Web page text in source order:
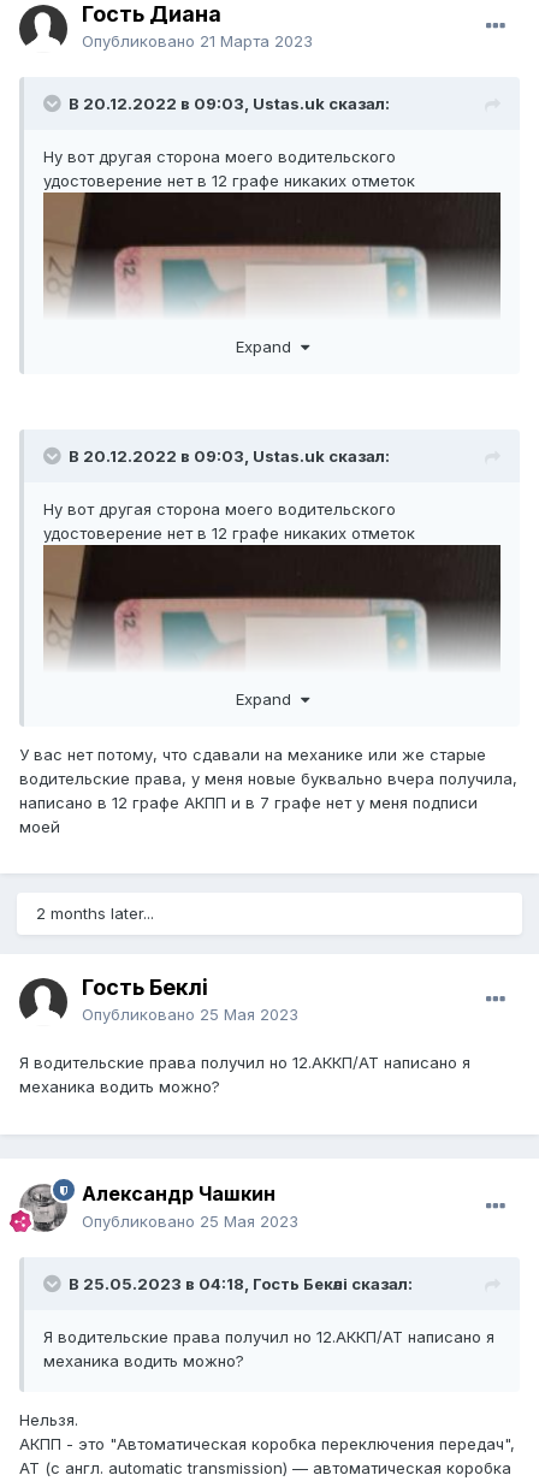
Гость Диана
Опубликовано 21 Марта 2023
В 20.12.2022 в 09:03, Ustas.uk сказал:
Ну вот другая сторона моего водительского
удостоверение нет в 12 графе никаких отметок
Expand
В 20.12.2022 в 09:03, Ustas.uk сказал:
Ну вот другая сторона моего водительского
удостоверение нет в 12 графе никаких отметок
Expand
У вас нет потому, что сдавали на механике или же старые
водительские права, у меня новые буквально вчера получила,
написано в 12 графе АКПП и в 7 графе нет у меня подписи
моей
2 months later...
Гость Бекәлі
Опубликовано 25 Мая 2023
Я водительские права получил но 12.АККП/АТ написано я
механика водить можно?
Александр Чашкин
Опубликовано 25 Мая 2023
В 25.05.2023 в 04:18, Гость Бекәлі сказал:
Я водительские права получил но 12.АККП/АТ написано я
механика водить можно?
Нельзя.
АКПП - это "Автоматическая коробка переключения передач",
АТ (с англ. automatic transmission) — автоматическая коробка